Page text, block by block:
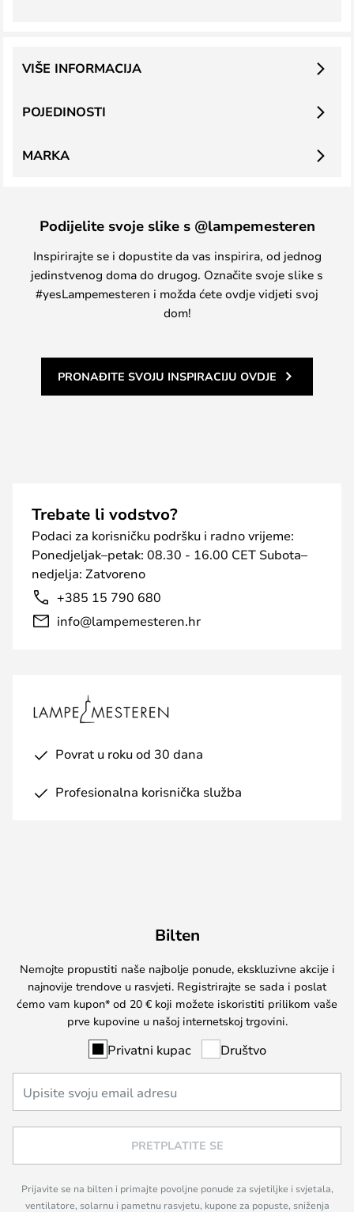
POJEDINOSTI
VIŠE INFORMACIJA
MARKA
Podijelite svoje slike s @lampemesteren
Inspirirajte se i dopustite da vas inspirira, od jednog
jedinstvenog doma do drugog. Označite svoje slike s
#yesLampemesteren i možda ćete ovdje vidjeti svoj
dom!
PRONAĐITE SVOJU INSPIRACIJU OVDJE
Trebate li vodstvo?
Podaci za korisničku podršku i radno vrijeme:
Ponedjeljak–petak: 08.30 - 16.00 CET Subota–
nedjelja: Zatvoreno
+385 15 790 680
info@lampemesteren.hr
Povrat u roku od 30 dana
Profesionalna korisnička služba
Bilten
Nemojte propustiti naše najbolje ponude, ekskluzivne akcije i
najnovije trendove u rasvjeti. Registrirajte se sada i poslat
ćemo vam kupon* od 20 € koji možete iskoristiti prilikom vaše
prve kupovine u našoj internetskoj trgovini.
Privatni kupac Društvo
PRETPLATITE SE
Prijavite se na bilten i primajte povoljne ponude za svjetiljke i svjetala,
ventilatore, solarnu i pametnu rasvjetu, kupone za popuste, sniženja